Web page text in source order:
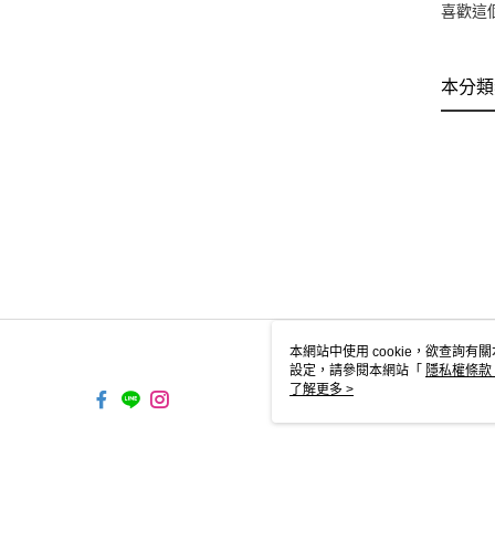
喜歡這
本分
本網站中使用 cookie，欲查詢有
設定，請參閱本網站「 隱私權條款
使用 cookie。
了解更多 >